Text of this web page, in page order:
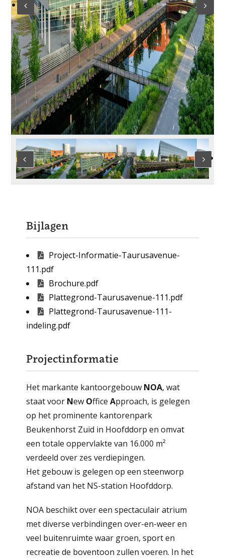
Wachtwoord
Lost your password?
Bijlagen
Project-Informatie-Taurusavenue-
111.pdf
Brochure.pdf
Plattegrond-Taurusavenue-111.pdf
Plattegrond-Taurusavenue-111-
indeling.pdf
Projectinformatie
Het markante kantoorgebouw NOA, wat
staat voor New OfficeApproach, is gelegen
op het prominente kantorenpark
Beukenhorst Zuid in Hoofddorp en omvat
een totale oppervlakte van 16.000 m²
verdeeld over zes verdiepingen.
Het gebouw is gelegen op een steenworp
afstand van het NS-station Hoofddorp.
NOA beschikt over een spectaculair atrium
met diverse verbindingen over-en-weer en
veel buitenruimte waar groen, sport en
recreatie de boventoon zullen voeren. In het